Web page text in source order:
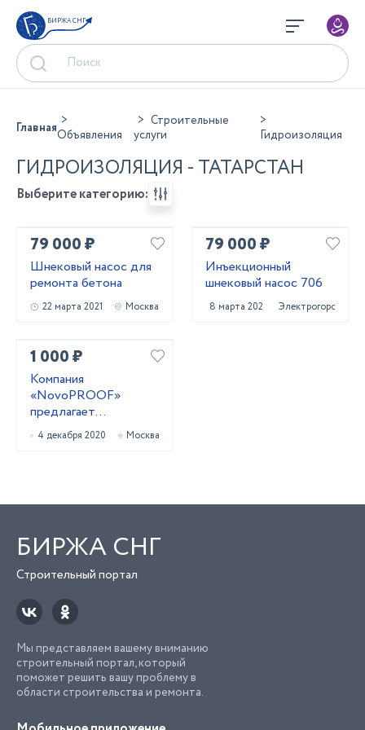
БИРЖА СНГ
ГлавнаяОбъявления
Строительные
услуги
Гидроизоляция
ГИДРОИЗОЛЯЦИЯ - ТАТАРСТАН
Выберите категорию:
79 000 ₽
Шнековый насос для
ремонта бетона
22 марта 2021 Москва
79 000 ₽
Инъекционный
шнековый насос 706
8 марта 2021 Электрогорск
1 000 ₽
Компания
«NovoPROOF»
предлагает
неповторимый набор
строительных
4 декабря 2020 Москва
БИРЖА СНГ
Строительный портал
Мы представляем вашему вниманию
строительный портал, который
поможет решить вашу проблему в
области строительства и ремонта.